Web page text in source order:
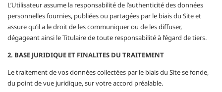
L’Utilisateur assume la responsabilité de l’authenticité des données
personnelles fournies, publiées ou partagées par le biais du Site et
assure qu’il a le droit de les communiquer ou de les diffuser,
dégageant ainsi le Titulaire de toute responsabilité à l’égard de tiers.
2. BASE JURIDIQUE ET FINALITES DU TRAITEMENT
Le traitement de vos données collectées par le biais du Site se fonde,
du point de vue juridique, sur votre accord préalable.